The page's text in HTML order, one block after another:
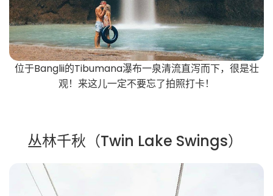
位于Banglii的Tibumana瀑布一泉清流直泻而下，很是壮
观！来这儿一定不要忘了拍照打卡！
丛林千秋（Twin Lake Swings）